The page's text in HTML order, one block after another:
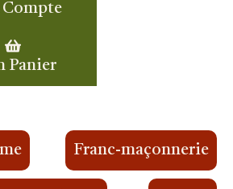
Panier
Franc-maçonnerie